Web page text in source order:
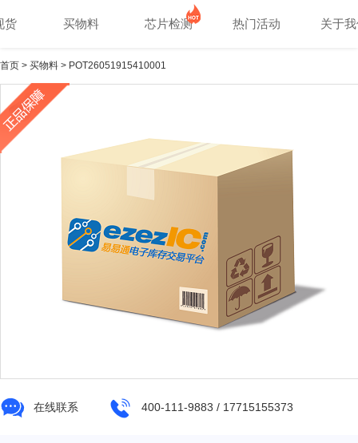
货 买物料 芯片检测 热门活动 关于
首页 > 买物料 > POT26051915410001
在线联系 400-111-9883 / 17715155373